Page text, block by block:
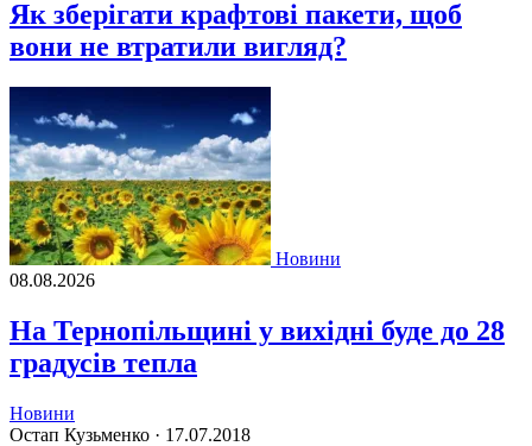
Як зберігати крафтові пакети, щоб
вони не втратили вигляд?
Новини
08.08.2026
На Тернопільщині у вихідні буде до 28
градусів тепла
Новини
Остап Кузьменко · 17.07.2018